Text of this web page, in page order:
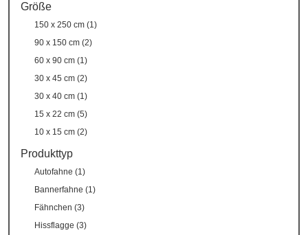
Größe
150 x 250 cm (1)
90 x 150 cm (2)
60 x 90 cm (1)
30 x 45 cm (2)
30 x 40 cm (1)
15 x 22 cm (5)
10 x 15 cm (2)
Produkttyp
Autofahne (1)
Bannerfahne (1)
Fähnchen (3)
Hissflagge (3)